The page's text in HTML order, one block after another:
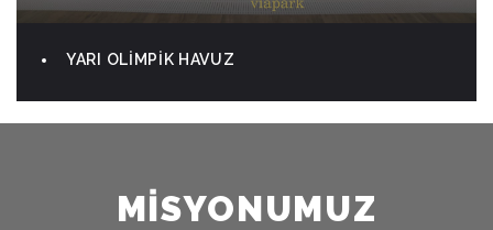
YARI OLİMPİK HAVUZ
MİSYONUMUZ